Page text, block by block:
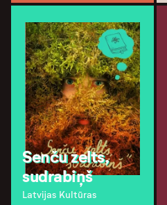
Senču zelts,
sudrabiņš
Latvijas Kultūras